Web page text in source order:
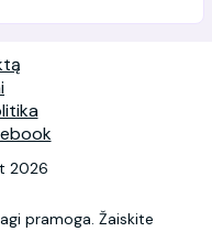
2026
pramoga. Žaiskite